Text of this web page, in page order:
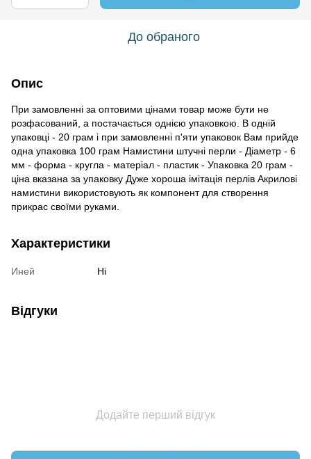
До обраного
Опис
При замовленні за оптовими цінами товар може бути не
розфасований, а постачається однією упаковкою. В одній
упаковці - 20 грам і при замовленні п'яти упаковок Вам прийде
одна упаковка 100 грам Намистини штучні перли - Діаметр - 6
мм - форма - кругла - матеріал - пластик - Упаковка 20 грам -
ціна вказана за упаковку Дуже хороша імітація перлів Акрилові
намистини використовують як компонент для створення
прикрас своїми руками.
Характеристики
Иней Ні
Відгуки
Додайте перший відгук